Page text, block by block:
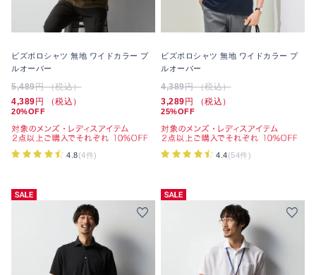
ビズポロシャツ 無地 ワイドカラー プ
ルオーバー
5,489円 （税込）
4,389円 （税込）
20%OFF
4.8(4件)
ビズポロシャツ 無地 ワイドカラー プ
ルオーバー
4,389円 （税込）
3,289円 （税込）
25%OFF
4.4(54件)